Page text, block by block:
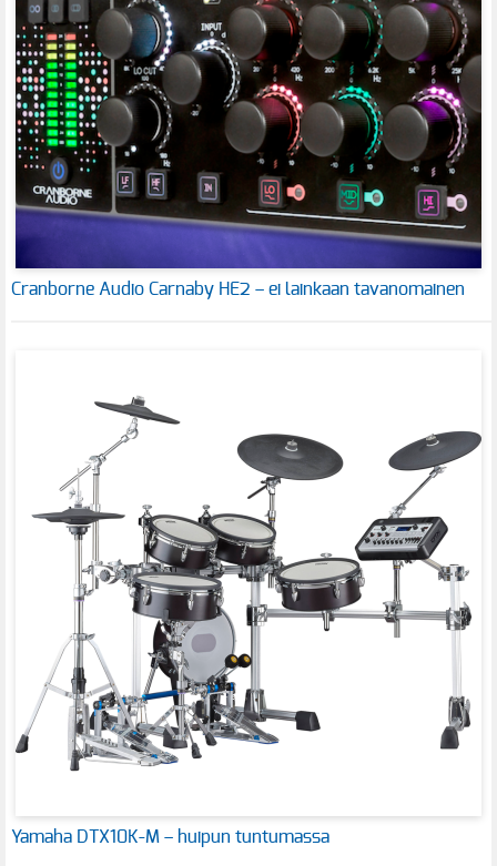
Cranborne Audio Carnaby HE2 – ei lainkaan tavanomainen
Yamaha DTX10K-M – huipun tuntumassa